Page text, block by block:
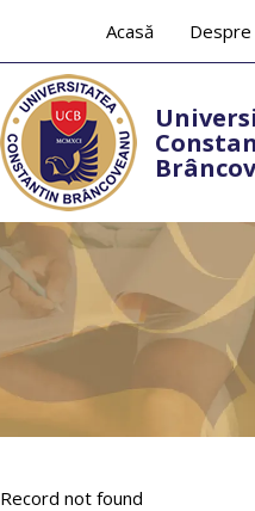
Acasă Despre
Record not found